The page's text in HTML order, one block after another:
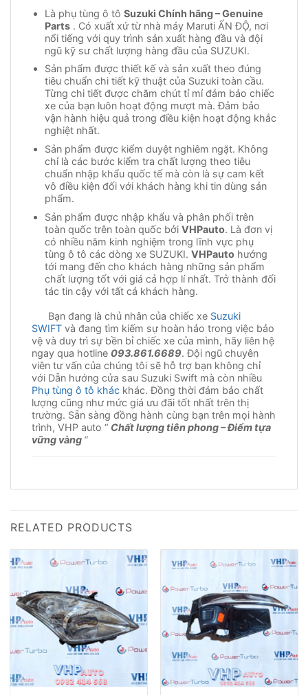
Là phụ tùng ô tô Suzuki Chính hãng – Genuine
Parts. Có xuất xứ từ nhà máy Maruti ẤN ĐỘ, nơi
nổi tiếng với quy trình sản xuất hàng đầu và đội
ngũ kỹ sư chất lượng hàng đầu của SUZUKI.
Sản phẩm được thiết kế và sản xuất theo đúng
tiêu chuẩn chi tiết kỹ thuật của Suzuki toàn cầu.
Từng chi tiết được chăm chút tỉ mỉ đảm bảo chiếc
xe của bạn luôn hoạt động mượt mà. Đảm bảo
vận hành hiệu quả trong điều kiện hoạt động khắc
nghiệt nhất.
Sản phẩm được kiểm duyệt nghiêm ngặt. Không
chỉ là các bước kiểm tra chất lượng theo tiêu
chuẩn nhập khẩu quốc tế mà còn là sự cam kết
vô điều kiện đối với khách hàng khi tin dùng sản
phẩm.
Sản phẩm được nhập khẩu và phân phối trên
toàn quốc trên toàn quốc bởi VHPauto. Là đơn vị
có nhiều năm kinh nghiệm trong lĩnh vực phụ
tùng ô tô các dòng xe SUZUKI. VHPautohướng
tới mang đến cho khách hàng những sản phẩm
chất lượng tốt với giá cả hợp lí nhất. Trở thành đối
tác tin cậy với tất cả khách hàng.
Bạn đang là chủ nhân của chiếc xe Suzuki
SWIFT và đang tìm kiếm sự hoàn hảo trong việc bảo
vệ và duy trì sự bền bỉ chiếc xe của mình, hãy liên hệ
ngay qua hotline 093.861.6689. Đội ngũ chuyên
viên tư vấn của chúng tôi sẽ hỗ trợ bạn không chỉ
với Dẫn hướng cửa sau Suzuki Swift mà còn nhiều
Phụ tùng ô tô khác khác. Đồng thời đảm bảo chất
lượng cũng như mức giá ưu đãi tốt nhất trên thị
trường. Sẵn sàng đồng hành cùng bạn trên mọi hành
trình, VHP auto “ Chất lượng tiên phong – Điểm tựa
vững vàng “
RELATED PRODUCTS